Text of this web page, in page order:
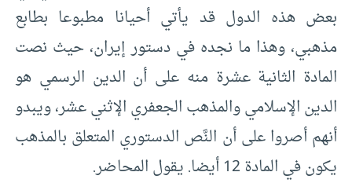
بعض هذه الدول قد يأتي أحيانا مطبوعا بطابع
مذهبي، وهذا ما نجده في دستور إيران، حيث نصت
المادة الثانية عشرة منه على أن الدين الرسمي هو
الدين الإسلامي والمذهب الجعفري الإثني عشر، ويبدو
أنهم أصروا على أن النَّص الدستوري المتعلق بالمذهب
يكون في المادة 12 أيضا. يقول المحاضر.